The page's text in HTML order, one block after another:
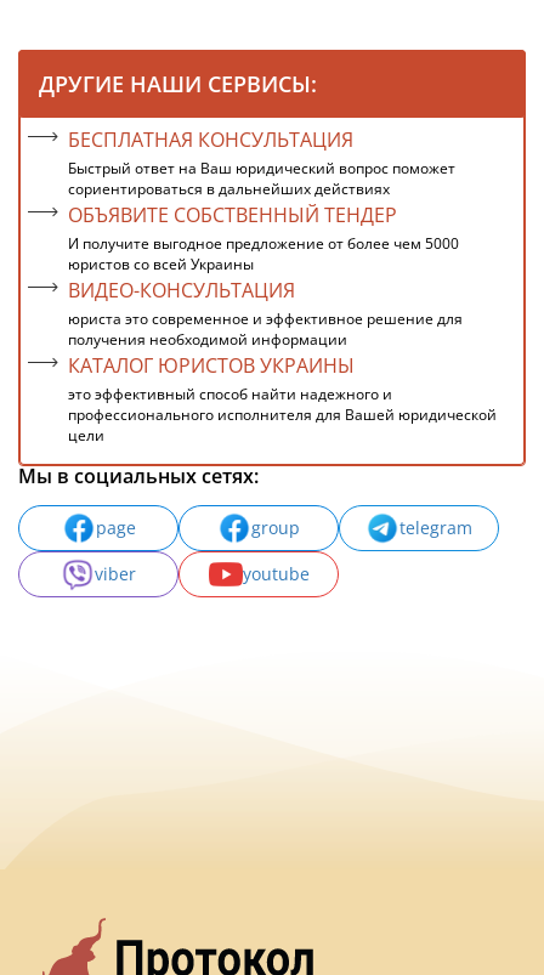
ДРУГИЕ НАШИ СЕРВИСЫ:
БЕСПЛАТНАЯ КОНСУЛЬТАЦИЯ
Быстрый ответ на Ваш юридический вопрос поможет
сориентироваться в дальнейших действиях
ОБЪЯВИТЕ СОБСТВЕННЫЙ ТЕНДЕР
И получите выгодное предложение от более чем 5000
юристов со всей Украины
ВИДЕО-КОНСУЛЬТАЦИЯ
юриста это современное и эффективное решение для
получения необходимой информации
КАТАЛОГ ЮРИСТОВ УКРАИНЫ
это эффективный способ найти надежного и
профессионального исполнителя для Вашей юридической
цели
Мы в социальных сетях:
page group
telegram
viber
youtube